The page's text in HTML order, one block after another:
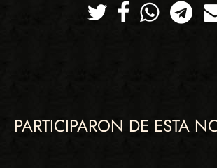
TwitterFacebookWhatsapp
PARTICIPARON DE ESTA